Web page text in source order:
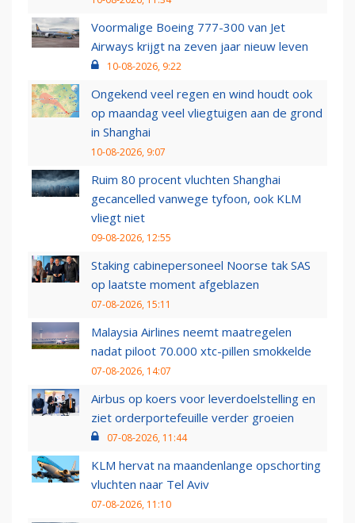
Voormalige Boeing 777-300 van Jet
Airways krijgt na zeven jaar nieuw leven
10-08-2026, 9:22
Ongekend veel regen en wind houdt ook
op maandag veel vliegtuigen aan de grond
in Shanghai
10-08-2026, 9:07
Ruim 80 procent vluchten Shanghai
gecancelled vanwege tyfoon, ook KLM
vliegt niet
09-08-2026, 12:55
Staking cabinepersoneel Noorse tak SAS
op laatste moment afgeblazen
07-08-2026, 15:11
Malaysia Airlines neemt maatregelen
nadat piloot 70.000 xtc-pillen smokkelde
07-08-2026, 14:07
Airbus op koers voor leverdoelstelling en
ziet orderportefeuille verder groeien
07-08-2026, 11:44
KLM hervat na maandenlange opschorting
vluchten naar Tel Aviv
07-08-2026, 11:10